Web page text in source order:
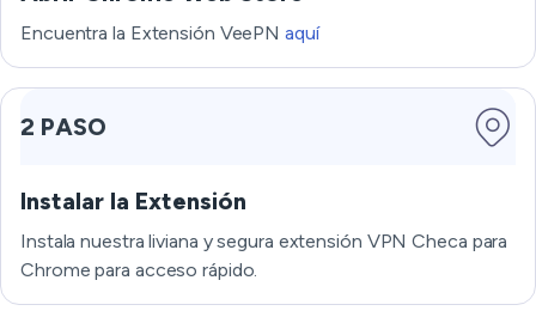
Encuentra la Extensión VeePNaquí
2 PASO
Instalar la Extensión
Instala nuestra liviana y segura extensión VPN Checa para
Chrome para acceso rápido.